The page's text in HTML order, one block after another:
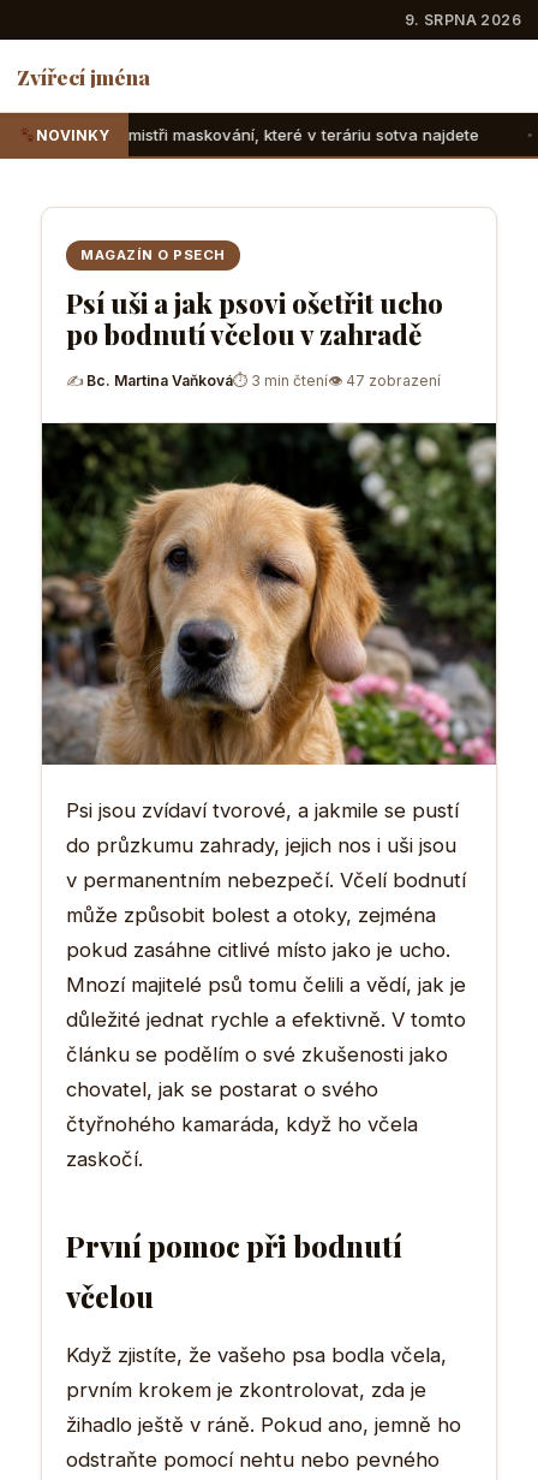
9. SRPNA 2026
Zvířecí jména
NOVINKYkteré v teráriu sotva najdete Suchozemské
MAGAZÍN O PSECH
Psí uši a jak psovi ošetřit ucho
po bodnutí včelou v zahradě
✍ Bc. Martina Vaňková⏱ 3 min čtení👁 47 zobrazení
Psi jsou zvídaví tvorové, a jakmile se pustí
do průzkumu zahrady, jejich nos i uši jsou
v permanentním nebezpečí. Včelí bodnutí
může způsobit bolest a otoky, zejména
pokud zasáhne citlivé místo jako je ucho.
Mnozí majitelé psů tomu čelili a vědí, jak je
důležité jednat rychle a efektivně. V tomto
článku se podělím o své zkušenosti jako
chovatel, jak se postarat o svého
čtyřnohého kamaráda, když ho včela
zaskočí.
První pomoc při bodnutí
včelou
Když zjistíte, že vašeho psa bodla včela,
prvním krokem je zkontrolovat, zda je
žihadlo ještě v ráně. Pokud ano, jemně ho
odstraňte pomocí nehtu nebo pevného